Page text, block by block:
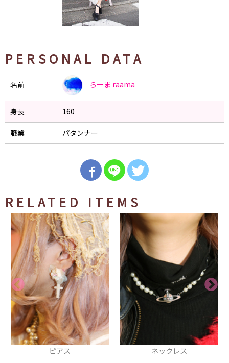
PERSONAL DATA
名前 らーま raama
身長 160
職業 パタンナー
RELATED ITEMS
ネックレス サボ